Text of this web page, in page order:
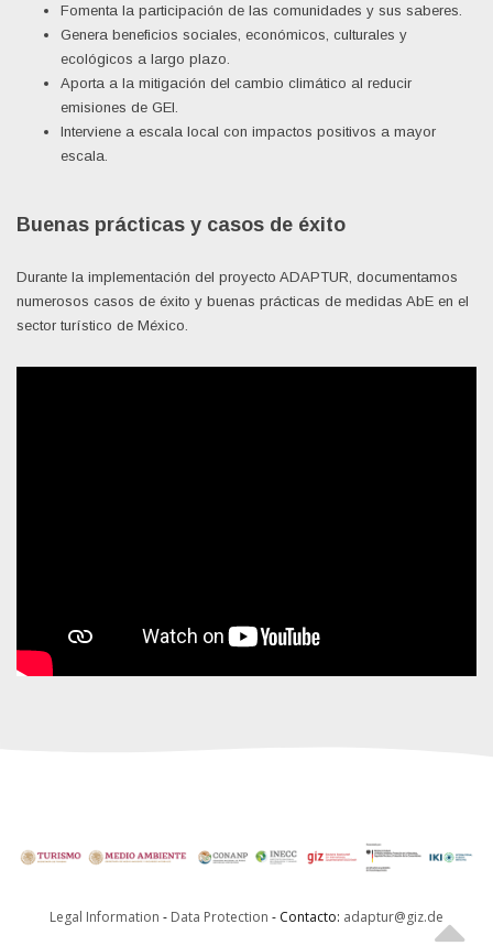
Fomenta la participación de las comunidades y sus saberes.
Genera beneficios sociales, económicos, culturales y
ecológicos a largo plazo.
Aporta a la mitigación del cambio climático al reducir
emisiones de GEI.
Interviene a escala local con impactos positivos a mayor
escala.
Buenas prácticas y casos de éxito
Durante la implementación del proyecto ADAPTUR, documentamos
numerosos casos de éxito y buenas prácticas de medidas AbE en el
sector turístico de México.
Legal Information - Data Protection - Contacto: adaptur@giz.de